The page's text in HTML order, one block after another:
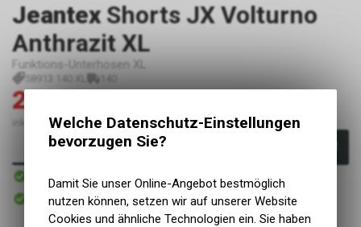
Jeantex Shorts JX Volturno
Anthrazit XL
Funktions-Unterhosen XL
58913 140 XL 140
20.00
inkl. MwSt., zzgl.Versandkosten
In den Warenkorb
Versand
Abholung Lüscher Motor- & Bike World
Welche Datenschutz-Einstellungen
bevorzugen Sie?
Damit Sie unser Online-Angebot bestmöglich
nutzen können, setzen wir auf unserer Website
Cookies und ähnliche Technologien ein. Sie haben